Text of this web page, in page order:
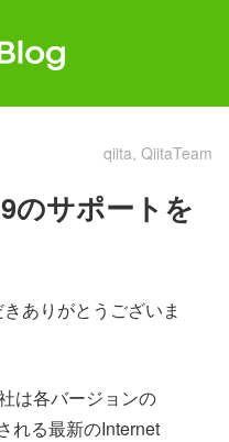
qiita QiitaTeam
のサポートを
ありがとうございま
は各バージョンの
れる最新のInternet